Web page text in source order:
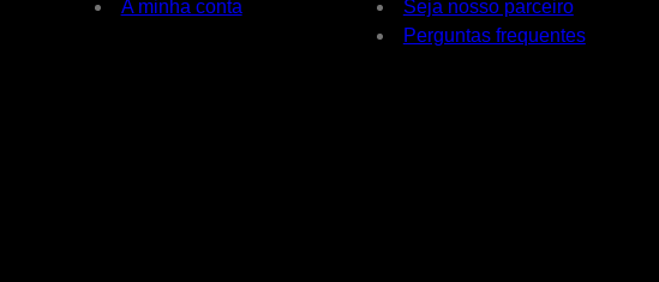
A minha conta
Seja nosso parceiro
Perguntas frequentes